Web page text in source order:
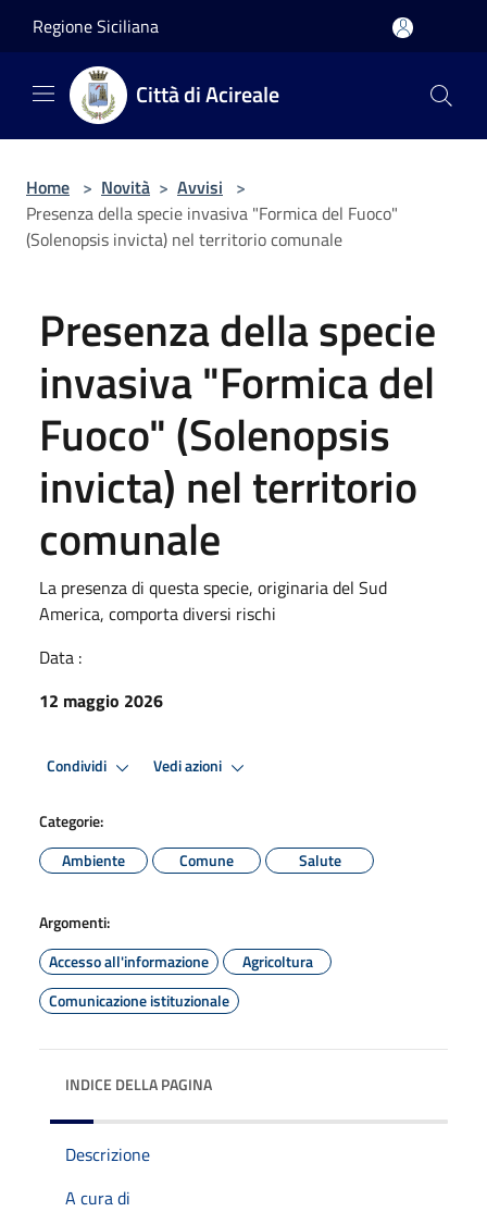
Regione Siciliana
Città di Acireale
Home > Novità > Avvisi >
Presenza della specie invasiva "Formica del Fuoco"
(Solenopsis invicta) nel territorio comunale
Presenza della specie
invasiva "Formica del
Fuoco" (Solenopsis
invicta) nel territorio
comunale
La presenza di questa specie, originaria del Sud
America, comporta diversi rischi
Data :
12 maggio 2026
Condividi Vedi azioni
Categorie:
Ambiente
Comune Salute
Argomenti:
Accesso all'informazione
Agricoltura
Comunicazione istituzionale
INDICE DELLA PAGINA
Descrizione
A cura di